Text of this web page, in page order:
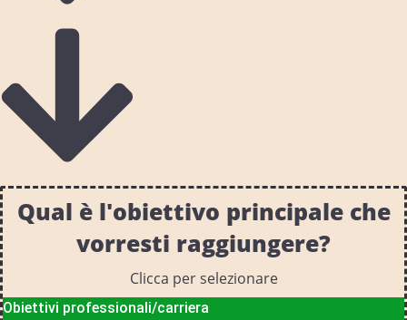
Qual è l'obiettivo principale che
vorresti raggiungere?
Clicca per selezionare
Obiettivi professionali/carriera